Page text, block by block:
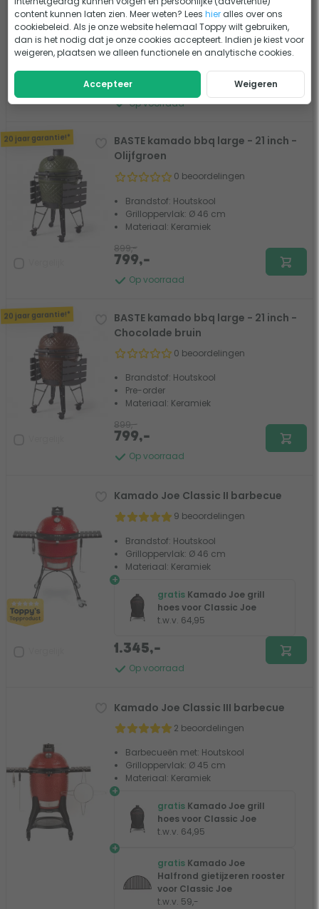
0 beoordelingen
Brandstof: Houtskool
Grilloppervlak: Ø 33 cm (13 inch)
Materiaal: Cordieriet keramiek
Op voorraad
478,-
20 jaar garantie!*
BASTE kamado bbq large - 21 inch -
Olijfgroen
0 beoordelingen
Brandstof: Houtskool
Grilloppervlak: Ø 46 cm
Materiaal: Keramiek
Op voorraad
899,-
799,-
20 jaar garantie!*
BASTE kamado bbq large - 21 inch -
Chocolade bruin
0 beoordelingen
Brandstof: Houtskool
Pre-order
Materiaal: Keramiek
Op voorraad
899,-
799,-
Kamado Joe Classic II barbecue
9 beoordelingen
Brandstof: Houtskool
Grilloppervlak: Ø 46 cm
Materiaal: Keramiek
+
gratis Kamado Joe grill
hoes voor Classic Joe
t.w.v. 64,95
Op voorraad
1.345,-
Kamado Joe Classic III barbecue
2 beoordelingen
Barbecueën met: Houtskool
Grilloppervlak: Ø 45 cm
Materiaal: Keramiek
+
gratis Kamado Joe grill
hoes voor Classic Joe
t.w.v. 64,95
+
gratis Kamado Joe
Halfrond gietijzeren rooster
voor Classic Joe
t.w.v. 59,-
content kunnen laten zien. Meer weten? Leeshier alles over ons
cookiebeleid. Als je onze website helemaal Toppy wilt gebruiken,
dan is het nodig dat je onze cookies accepteert. Indien je kiest voor
weigeren, plaatsen we alleen functionele en analytische cookies.
Accepteer Weigeren